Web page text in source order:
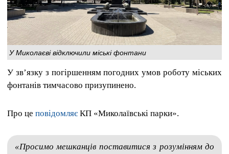
У Миколаєві відключили міські фонтани
У зв’язку з погіршенням погодних умов роботу міських
фонтанів тимчасово призупинено.
Про це повідомляє КП «Миколаївські парки».
«Просимо мешканців поставитися з розумінням до